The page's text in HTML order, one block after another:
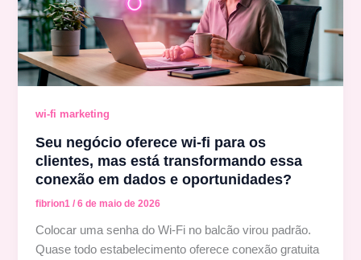
wi-fi marketing
Seu negócio oferece wi-fi para os
clientes, mas está transformando essa
conexão em dados e oportunidades?
fibrion1/6 de maio de 2026
Colocar uma senha do Wi-Fi no balcão virou padrão.
Quase todo estabelecimento oferece conexão gratuita